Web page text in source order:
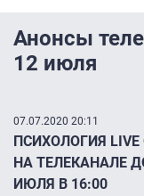
Анонсы
12 июля
07.07.2020 20:11
ПСИХОЛОГИЯ
НА ТЕЛЕКАНАЛЕ
ИЮЛЯ В 16:00